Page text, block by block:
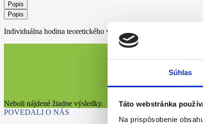
Súhlas
Táto webstránka
Na prispôsobenie
Popis
Popis
Individuálna hodina teoretického výcviku. Každý hodina má 45
Neboli nájdené žiadne výsledky.
POVEDALI O NÁS